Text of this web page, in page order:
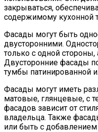
закрываться,
содержимому кухонной
Фасады могут быть
двусторонними.
только с одной
Двусторонние фасады
тумбы патинированной
Фасады могут иметь
матовые, глянцевые, с
фасадов зависит от
владельца. Также
или быть с добавлением